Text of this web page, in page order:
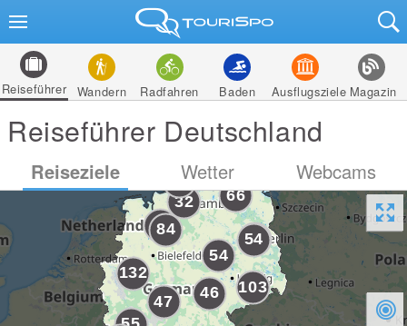
Reiseführer Wandern Radfahren Baden Ausflugsziele Magazin
Reiseführer Deutschland
Reiseziele Wetter Webcams